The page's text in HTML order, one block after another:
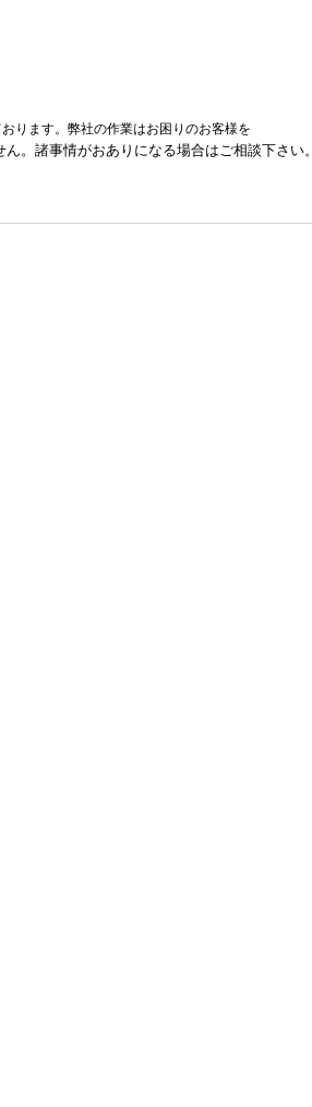
ります。 弊社の作業はお困りのお客様を
。諸事情がおありになる場合はご相談下さい。